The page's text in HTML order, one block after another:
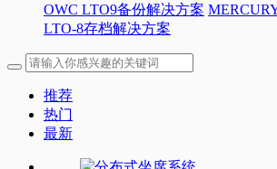
OWC LTO9备份解决方案
LTO-8存档解决方案
推荐
热门
最新